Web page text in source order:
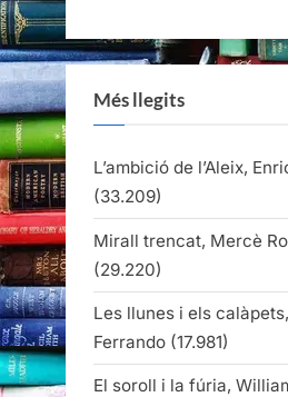
Més llegits
L’ambició de l’Aleix,
(33.209)
Mirall trencat, Mercè
(29.220)
Les llunes i els
Ferrando (17.981)
El soroll i la fúria,